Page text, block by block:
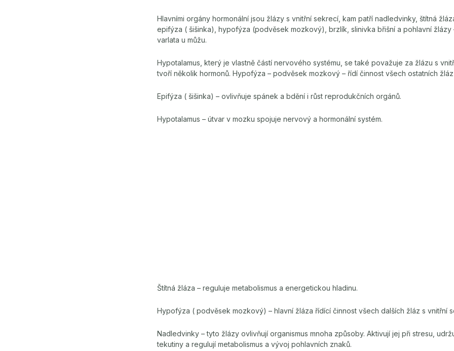
Hlavními orgány hormonální jsou žlázy s vnitřní sekrecí, kam patří nadledvinky, štítná
epifýza ( šišinka), hypofýza (podvěsek mozkový), brzlík, slinivka břišní a pohlavní žlázy
varlata u můžu.
Hypotalamus, který je vlastně částí nervového systému, se také považuje za žlázu s
tvoří několik hormonů. Hypofýza – podvěsek mozkový – řídí činnost všech ostatních
Epifýza ( šišinka) – ovlivňuje spánek a bdění i růst reprodukčních orgánů.
Hypotalamus – útvar v mozku spojuje nervový a hormonální systém.
Štítná žláza – reguluje metabolismus a energetickou hladinu.
Hypofýza ( podvěsek mozkový) – hlavní žláza řídící činnost všech dalších žláz s vnitřní
Nadledvinky – tyto žlázy ovlivňují organismus mnoha způsoby. Aktivují jej při stresu,
tekutiny a regulují metabolismus a vývoj pohlavních znaků.